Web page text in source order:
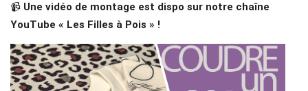
📹 Une vidéo de montage est dispo sur notre chaîne
YouTube « Les Filles à Pois » !